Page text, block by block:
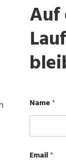
Auf
a
m
E
a
Name*
Email*